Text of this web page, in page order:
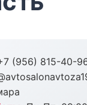
(956) 815-40-